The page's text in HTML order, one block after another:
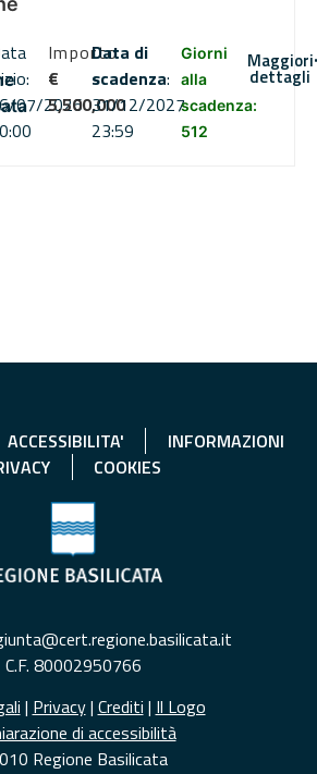
07/2026
Importo
€
5,500,000
Data di
scadenza:
31/12/2027
23:59
Giorni
alla
scadenza:
512
Maggiori
dettagli
ACCESSIBILITA'
INFORMAZIONI
COOKIES
C.F. 80002950766
| Privacy| Crediti | Il Logo
di accessibilità
Regione Basilicata